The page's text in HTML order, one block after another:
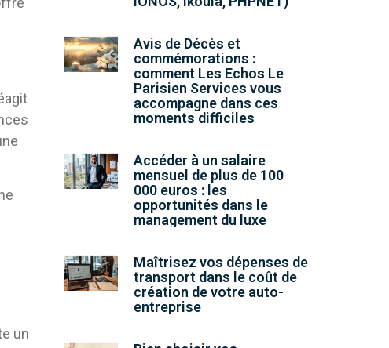
un
Avis de Décès et
commémorations :
comment Les Echos Le
Parisien Services vous
accompagne dans ces
moments difficiles
Accéder à un salaire
mensuel de plus de 100
000 euros : les
opportunités dans le
management du luxe
Maîtrisez vos dépenses de
transport dans le coût de
création de votre auto-
entreprise